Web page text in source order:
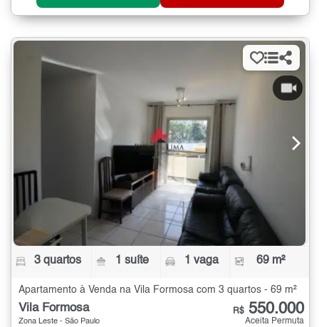
3 quartos 1 suíte 1 vaga 69 m²
Apartamento à Venda na Vila Formosa com 3 quartos - 69 m²
Vila Formosa
Zona Leste - São Paulo
R$ 550.000
Aceita Permuta